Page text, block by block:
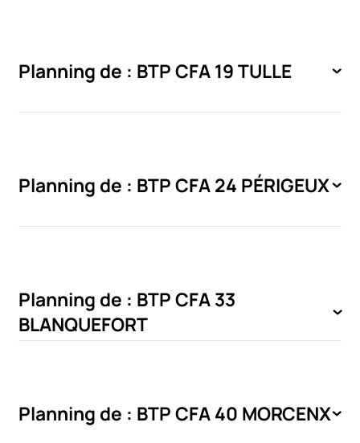
Planning de : BTP CFA 19 TULLE
Planning de : BTP CFA 24 PÉRIGEUX
Planning de : BTP CFA 33
BLANQUEFORT
Planning de : BTP CFA 40 MORCENX